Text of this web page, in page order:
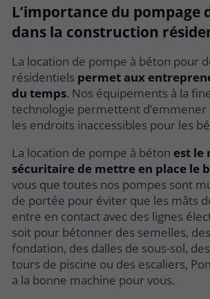
L’importance du pompage
dans la construction
La location de pompe à béton pour
résidentiels permet aux
du temps. Nos équipements à la
technologie permettent d’emmener
les endroits inaccessibles pour les
La location de pompe à béton est le
sécuritaire de mettre en place le
vous que toutes nos pompes sont
de portée pour éviter que les mâts
entre en contact avec des lignes
soit pour bétonner des semelles,
fondation, des dalles de sous-sol,
tours de piscine ou des escaliers,
a la bonne machine pour vous.